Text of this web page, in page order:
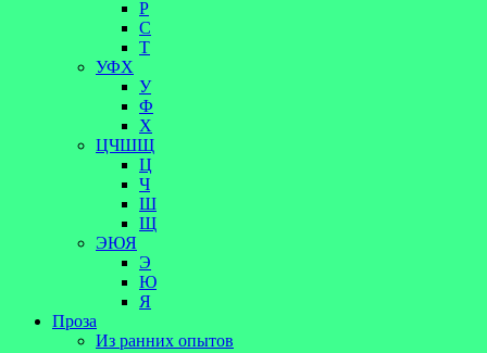
Р
С
Т
УФХ
У
Ф
Х
ЦЧШЩ
Ц
Ч
Ш
Щ
ЭЮЯ
Э
Ю
Я
Проза
Из ранних опытов